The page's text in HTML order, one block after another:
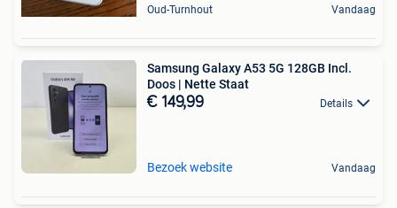
Oud-Turnhout Vandaag
Samsung Galaxy A53 5G 128GB Incl.
Doos | Nette Staat
€ 149,99 Details
Bezoek website Vandaag